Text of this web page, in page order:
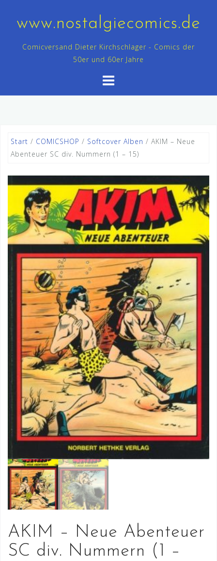
contentwww.nostalgiecomics.de
Comicversand Dieter Kirchschlager - Comics der
50er und 60er Jahre
Start / COMICSHOP / Softcover Alben / AKIM – Neue
Abenteuer SC div. Nummern (1 – 15)
AKIM – Neue Abenteuer
SC div. Nummern (1 –